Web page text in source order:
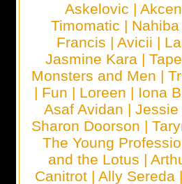
Askelovic |
Timomatic | Nahiba
Francis | Avicii |
Jasmine Kara |
Monsters and Men |
| Fun | Loreen | Iona
Asaf Avidan |Jessie
Sharon Doorson |
The Young
and the Lotus |
Canitrot |Ally Sereda